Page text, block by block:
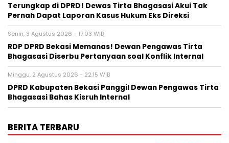
Terungkap di DPRD! Dewas Tirta Bhagasasi Akui Tak
Pernah Dapat Laporan Kasus Hukum Eks Direksi
Senin, 3 Agustus 2026 - 17:03 WIB
RDP DPRD Bekasi Memanas! Dewan Pengawas Tirta
Bhagasasi Diserbu Pertanyaan soal Konflik Internal
Minggu, 2 Agustus 2026 - 22:15 WIB
DPRD Kabupaten Bekasi Panggil Dewan Pengawas Tirta
Bhagasasi Bahas Kisruh Internal
BERITA TERBARU